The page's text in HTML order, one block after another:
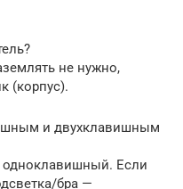
не нужно,
(корпус).
и двухклавишным
одноклавишный. Если
бра —